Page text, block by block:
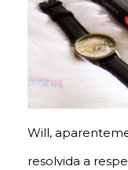
Will,
resolvida a